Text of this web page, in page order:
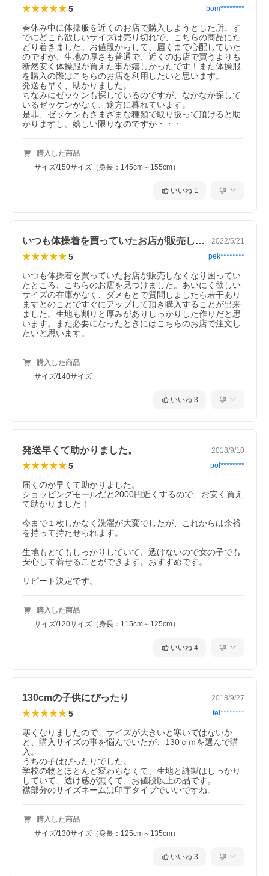
5 bom********
春休み中に体操服を近くのお店で購入しようとした所、す
でにどこも欲しいサイズは売り切れで、こちらの商品にた
どり着きました。お値段からして、届くまで心配していた
のですが、生地の厚さも普通で、近くのお店で買うよりも
断然安く体操服が買えた事が嬉しかったです！また体操服
を購入の際はこちらのお店を利用したいと思います。
発送も早く、助かりました。
ちなみにゼッケンも探しているのですが、なかなか探して
いるゼッケンがなく、途方に暮れています。
是非、ゼッケンもさまざまな種類で取り扱って頂けると助
かりますし、嬉しい限りなのですが・・・
購入した商品
サイズ/150サイズ（身長：145cm～155cm）
いいね 1
いつも体操着を買っていたお店が販売しな… 2022/5/21
5 pek********
いつも体操着を買っていたお店が販売しなくなり困ってい
たところ、こちらのお店を見つけました。あいにく欲しい
サイズの在庫がなく、ダメもとで質問しましたら若干あり
ますとのことですぐにアップして頂き購入することが出来
ました。生地も割りと厚みがありしっかりした作りだと思
います。また必要になったときにはこちらのお店で注文し
たいと思います。
購入した商品
サイズ/140サイズ
いいね 3
発送早くて助かりました。 2018/9/10
5 pol********
届くのが早くて助かりました。
ショッピングモールだと2000円近くするので、お安く買え
て助かりました！
今まで１枚しかなく洗濯が大変でしたが、これからは余裕
を持って持たせられます。
生地もとてもしっかりしていて、透けないので女の子でも
安心して着せることができます。おすすめです。
リピート決定です。
購入した商品
サイズ/120サイズ（身長：115cm～125cm）
いいね 4
130cmの子供にぴったり 2018/9/27
5 fei********
寒くなりましたので、サイズが大きいと寒いではないか
と、購入サイズの事を悩んでいたが、130ｃｍを選んで購
入。
うちの子はぴったりでした。
学校の物とほとんど変わらなくて、生地と縫製はしっかり
していて、透け感が無くて、お値段以上の品です。
襟部分のサイズネームは印字タイプでいいですね。
購入した商品
サイズ/130サイズ（身長：125cm～135cm）
いいね 3